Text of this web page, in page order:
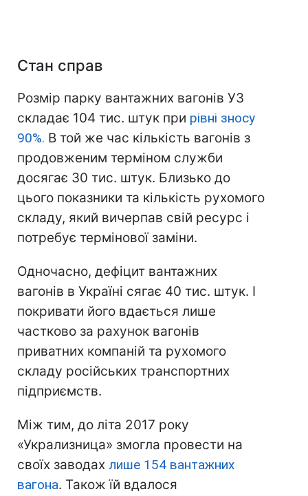
Стан справ
Розмір парку вантажних вагонів УЗ
складає 104 тис. штук при рівні зносу
90%. В той же час кількість вагонів з
продовженим терміном служби
досягає 30 тис. штук. Близько до
цього показники та кількість рухомого
складу, який вичерпав свій ресурс і
потребує термінової заміни.
Одночасно, дефіцит вантажних
вагонів в Україні сягає 40 тис. штук. І
покривати його вдається лише
частково за рахунок вагонів
приватних компаній та рухомого
складу російських транспортних
підприємств.
Між тим, до літа 2017 року
«Укрализница» змогла провести на
своїх заводах лише 154 вантажних
вагона. Також їй вдалося